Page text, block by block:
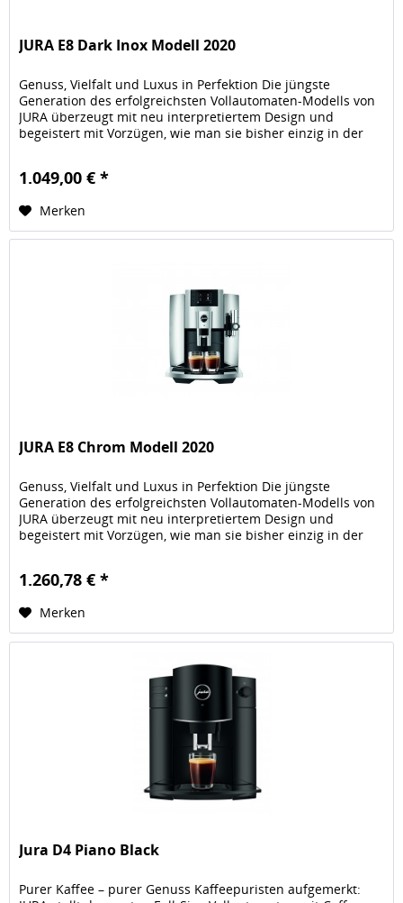
JURA E8 Dark Inox Modell 2020
Genuss, Vielfalt und Luxus in Perfektion Die jüngste
Generation des erfolgreichsten Vollautomaten-Modells von
JURA überzeugt mit neu interpretiertem Design und
begeistert mit Vorzügen, wie man sie bisher einzig in der
1.049,00 € *
Merken
JURA E8 Chrom Modell 2020
Genuss, Vielfalt und Luxus in Perfektion Die jüngste
Generation des erfolgreichsten Vollautomaten-Modells von
JURA überzeugt mit neu interpretiertem Design und
begeistert mit Vorzügen, wie man sie bisher einzig in der
1.260,78 € *
Merken
Jura D4 Piano Black
Purer Kaffee – purer Genuss Kaffeepuristen aufgemerkt: